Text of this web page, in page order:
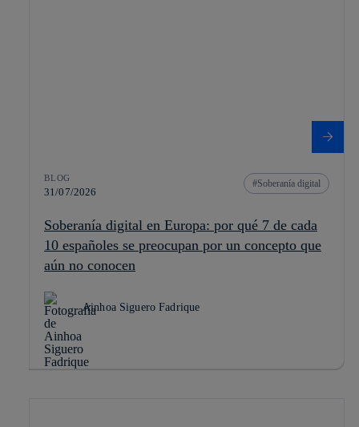
BLOG
31/07/2026
Soberanía digital
Soberanía digital en Europa: por qué 7 de cada
10 españoles se preocupan por un concepto que
aún no conocen
Ainhoa Siguero Fadrique